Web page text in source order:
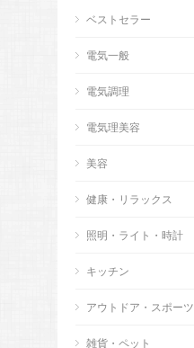
ベストセラー
電気一般
電気調理
電気理美容
美容
健康・リラックス
照明・ライト・時計
キッチン
アウトドア・スポーツ
雑貨・ペット